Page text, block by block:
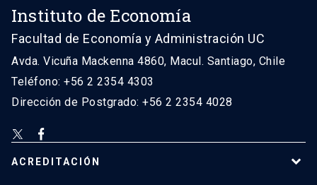
Instituto de Economía
Facultad de Economía y Administración UC
Avda. Vicuña Mackenna 4860, Macul. Santiago, Chile
Teléfono: +56 2 2354 4303
Dirección de Postgrado: +56 2 2354 4028
ACREDITACIÓN